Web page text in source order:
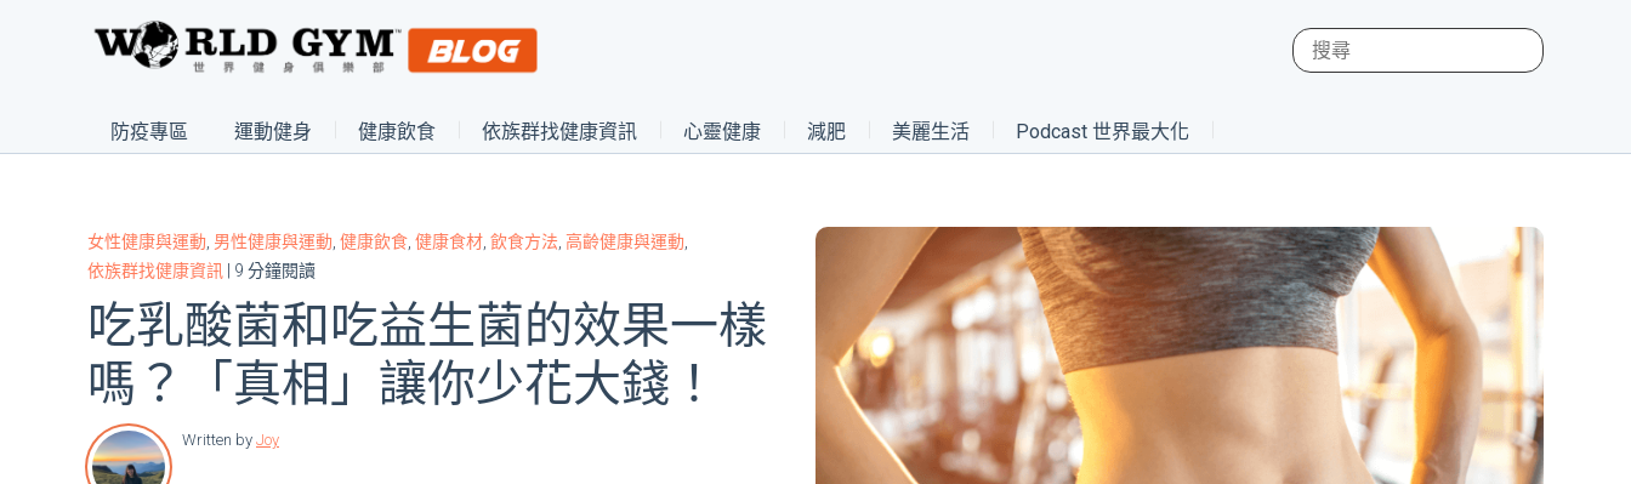
防疫專區 運動健身 健康飲食 依族群找健康資訊 心靈健康 減肥 美麗生活 Podcast 世界最大化
女性健康與運動 男性健康與運動 健康飲食 健康食材 飲食方法 高齡健康與運動
依族群找健康資訊
| 9 分鐘閱讀
吃乳酸菌和吃益生菌的效果一樣
嗎？「真相」讓你少花大錢！
Written by Joy